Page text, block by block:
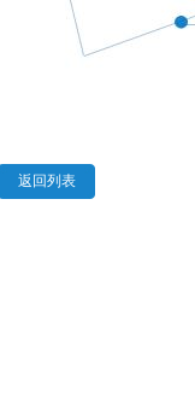
返回列表